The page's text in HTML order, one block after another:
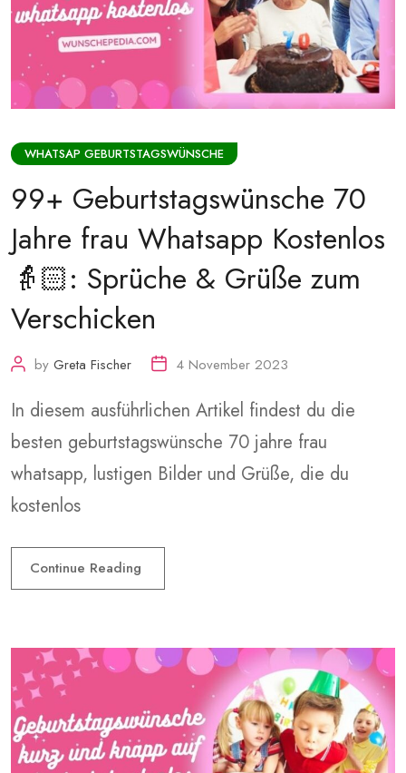
WHATSAP GEBURTSTAGSWÜNSCHE
99+ Geburtstagswünsche 70
Jahre frau Whatsapp Kostenlos
👵🏻: Sprüche & Grüße zum
Verschicken
by Greta Fischer 4 November 2023
In diesem ausführlichen Artikel findest du die
besten geburtstagswünsche 70 jahre frau
whatsapp, lustigen Bilder und Grüße, die du
kostenlos
Continue Reading